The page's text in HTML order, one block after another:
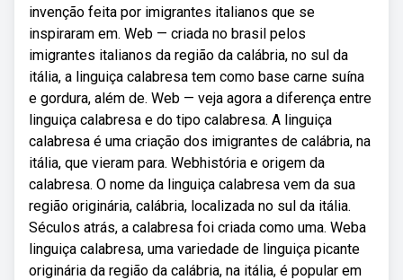
invenção feita por imigrantes italianos que se
inspiraram em. Web — criada no brasil pelos
imigrantes italianos da região da calábria, no sul da
itália, a linguiça calabresa tem como base carne suína
e gordura, além de. Web — veja agora a diferença entre
linguiça calabresa e do tipo calabresa. A linguiça
calabresa é uma criação dos imigrantes de calábria, na
itália, que vieram para. Webhistória e origem da
calabresa. O nome da linguiça calabresa vem da sua
região originária, calábria, localizada no sul da itália.
Séculos atrás, a calabresa foi criada como uma. Weba
linguiça calabresa, uma variedade de linguiça picante
originária da região da calábria, na itália, é popular em